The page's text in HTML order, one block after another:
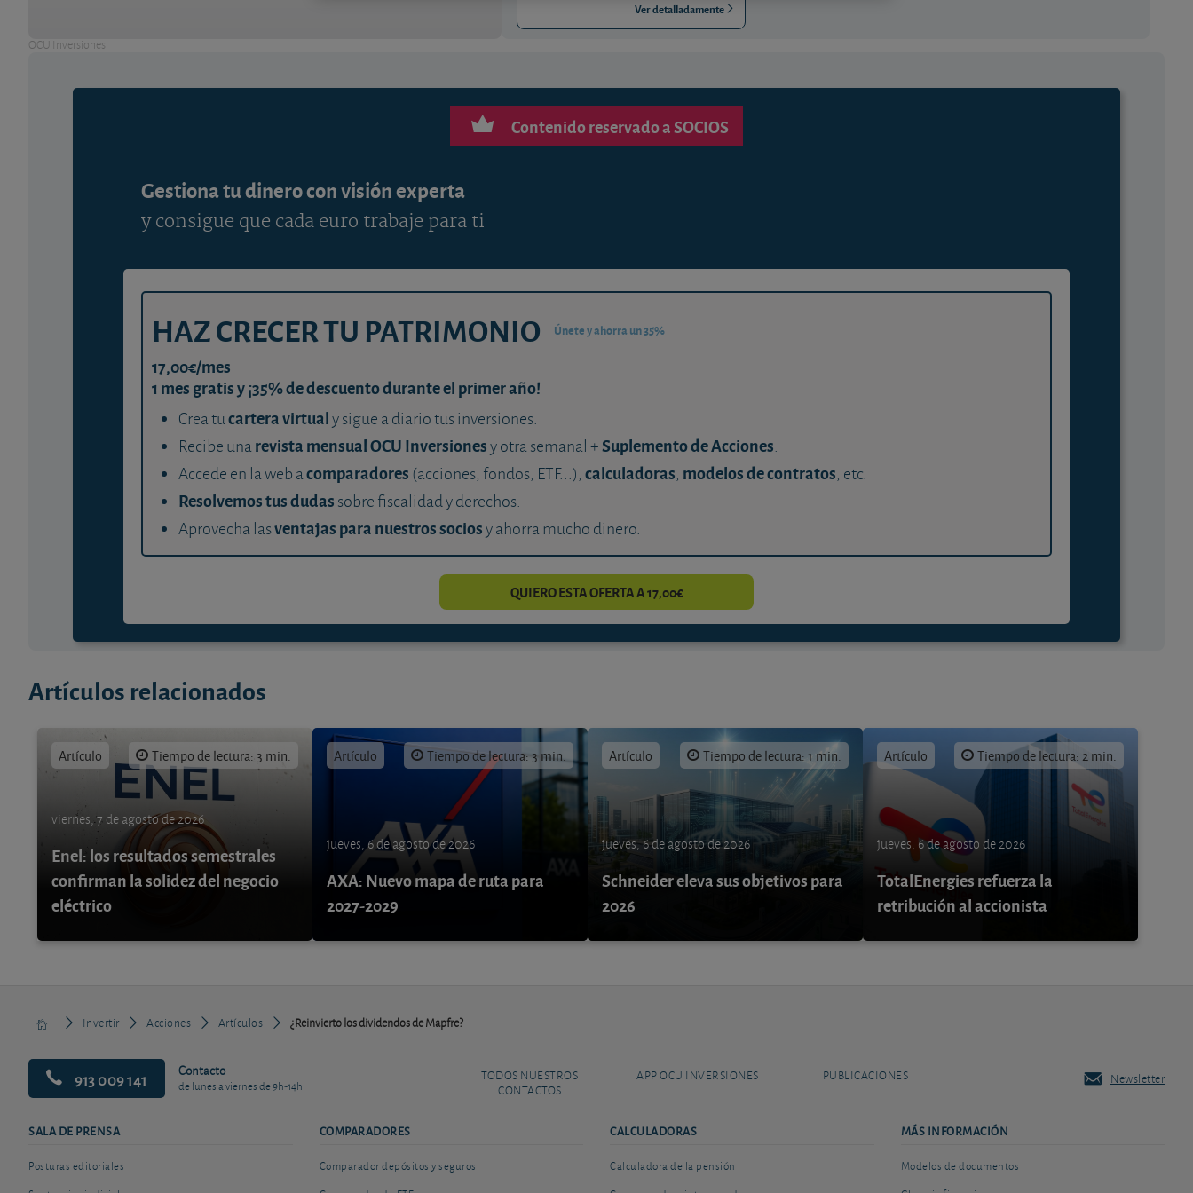
OCU Inversiones
Ver detalladamente
Contenido reservado a SOCIOS
Gestiona tu dinero con visión experta
y consigue que cada euro trabaje para ti
HAZ CRECER TU PATRIMONIO Únete y ahorra un 35%
17,00€/mes
1 mes gratis y ¡35% de descuento durante el primer año!
Crea tucartera virtualy sigue a diario tus inversiones.
Recibe unarevista mensual OCU Inversionesy otra semanal +Suplemento de Acciones.
Accede en la web acomparadores (acciones, fondos, ETF...), calculadoras, modelos de contratos, etc.
Resolvemos tus dudas sobre fiscalidad y derechos.
Aprovecha lasventajas para nuestros sociosy ahorra mucho dinero.
QUIERO ESTA OFERTA A 17,00€
Artículos relacionados
Artículo Tiempo de lectura: 3 min.
viernes, 7 de agosto de 2026
Enel: los resultados semestrales
confirman la solidez del negocio
eléctrico
Artículo Tiempo de lectura: 3 min.
jueves, 6 de agosto de 2026
AXA: Nuevo mapa de ruta para
2027-2029
Artículo Tiempo de lectura: 1 min.
jueves, 6 de agosto de 2026
Schneider eleva sus objetivos para
2026
Artículo Tiempo de lectura: 2 min.
jueves, 6 de agosto de 2026
TotalEnergies refuerza la
retribución al accionista
Invertir Acciones Artículos ¿Reinvierto los dividendos de Mapfre?
913 009 141 Contacto
de lunes a viernes de 9h-14h
TODOS NUESTROS
CONTACTOS
APP OCU INVERSIONES PUBLICACIONES Newsletter
SALA DE PRENSA
Posturas editoriales
COMPARADORES
Comparador depósitos y seguros
CALCULADORAS
Calculadora de la pensión
MÁS INFORMACIÓN
Modelos de documentos